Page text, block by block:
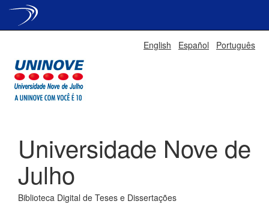
English Español Português
Universidade Nove de
Julho
Biblioteca Digital de Teses e Dissertações